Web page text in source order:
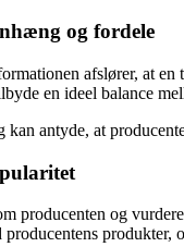
og fordele
afslører, at
en ideel balance
kan antyde, at
producenten og
produkter,